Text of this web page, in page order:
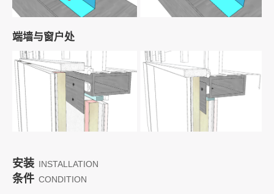
04
MiC模块化部品系统
端墙与窗户处
安装
条件
INSTALLATION
CONDITION